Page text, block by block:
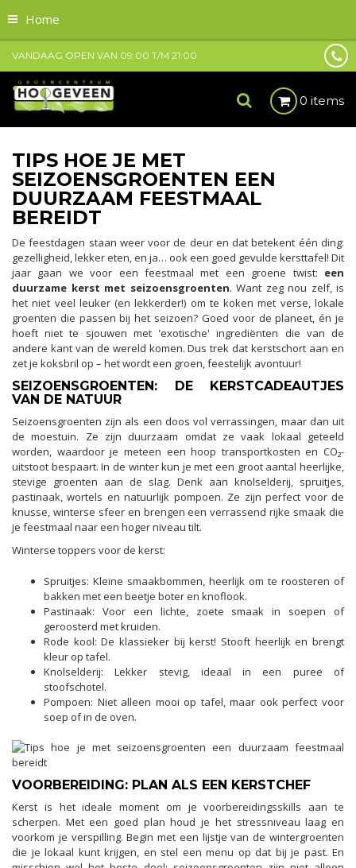
Home
VANDAAG OPEN VAN 09:00 T/M 21:00
0 items
TIPS HOE JE MET
SEIZOENSGROENTEN EEN
DUURZAAM FEESTMAAL
BEREIDT​
De feestdagen staan weer voor de deur en dat betekent één ding:
gezelligheid, lekker eten, en ja… ook een goed gevulde kersttafel! Dit
jaar gaan we voor een feestmaal met een groene twist: een
duurzame kerst met seizoensgroenten. Want zeg nou zelf, is
het niet veel leuker (en lekkerder!) om te koken met verse, lokale
groenten die passen bij het seizoen? Goed voor de planeet, én je
hoeft niet te sjouwen met 'exotische' ingrediënten die van de
andere kant van de wereld komen. Dus trek dat kerstschort aan en
zet je koksbril op – het wordt een groen, feestelijk avontuur!
SEIZOENSGROENTEN: DE KERSTCADEAUTJES
VAN DE NATUUR
Seizoensgroenten zijn als een doos vol verrassingen, maar dan uit
de moestuin. Ze zijn duurzaam omdat ze vaak lokaal geteeld
worden, waardoor je meteen een hoop transportkosten en CO₂-
uitstoot bespaart. In de winter kun je met een groot aantal heerlijke,
stevige groenten aan de slag. Denk aan knolselderij, spruitjes,
pastinaak, wortels en natuurlijk pompoen. Ze zijn perfect voor de
knusse, winterse sfeer en brengen een verrassend rijke smaak die
je feestmaal naar een hoger niveau tilt.
Winterse toppers voor de kerst:
Spruitjes: Kleine smaakbommen, heerlijk om te roosteren of
bakken met een beetje boter en knoflook.
Pastinaak: Voor een lichte, zoete smaak in soepen of
geroosterd met kruiden.
Rode kool: De klassieker bij kerst! Stooft heerlijk en brengt
kleur op tafel.
Knolselderij: Lekker stevig, ideaal in een puree of
stoofschotel.
Pompoen: Niet alleen mooi op tafel, maar ook perfect voor
soep of in de oven.
VOORBEREIDING: PLAN ALS EEN KERSTCHEF
Kerst is het ideale moment om je voorbereidingsskills aan te
scherpen. Met een goed plan houd je het stressniveau laag en
voorkom je verspilling. Begin met een lijstje van de wintergroenten
die je lokaal kunt krijgen, en stel een menu op dat bij je past. En